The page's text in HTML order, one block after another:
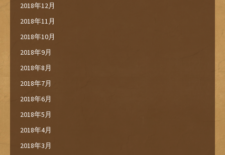
2018年12月
2018年11月
2018年10月
2018年9月
2018年8月
2018年7月
2018年6月
2018年5月
2018年4月
2018年3月